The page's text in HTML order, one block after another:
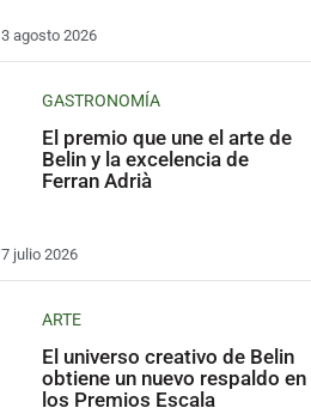
3 agosto 2026
GASTRONOMÍA
El premio que une el arte de
Belin y la excelencia de
Ferran Adrià
7 julio 2026
ARTE
El universo creativo de Belin
obtiene un nuevo respaldo en
los Premios Escala